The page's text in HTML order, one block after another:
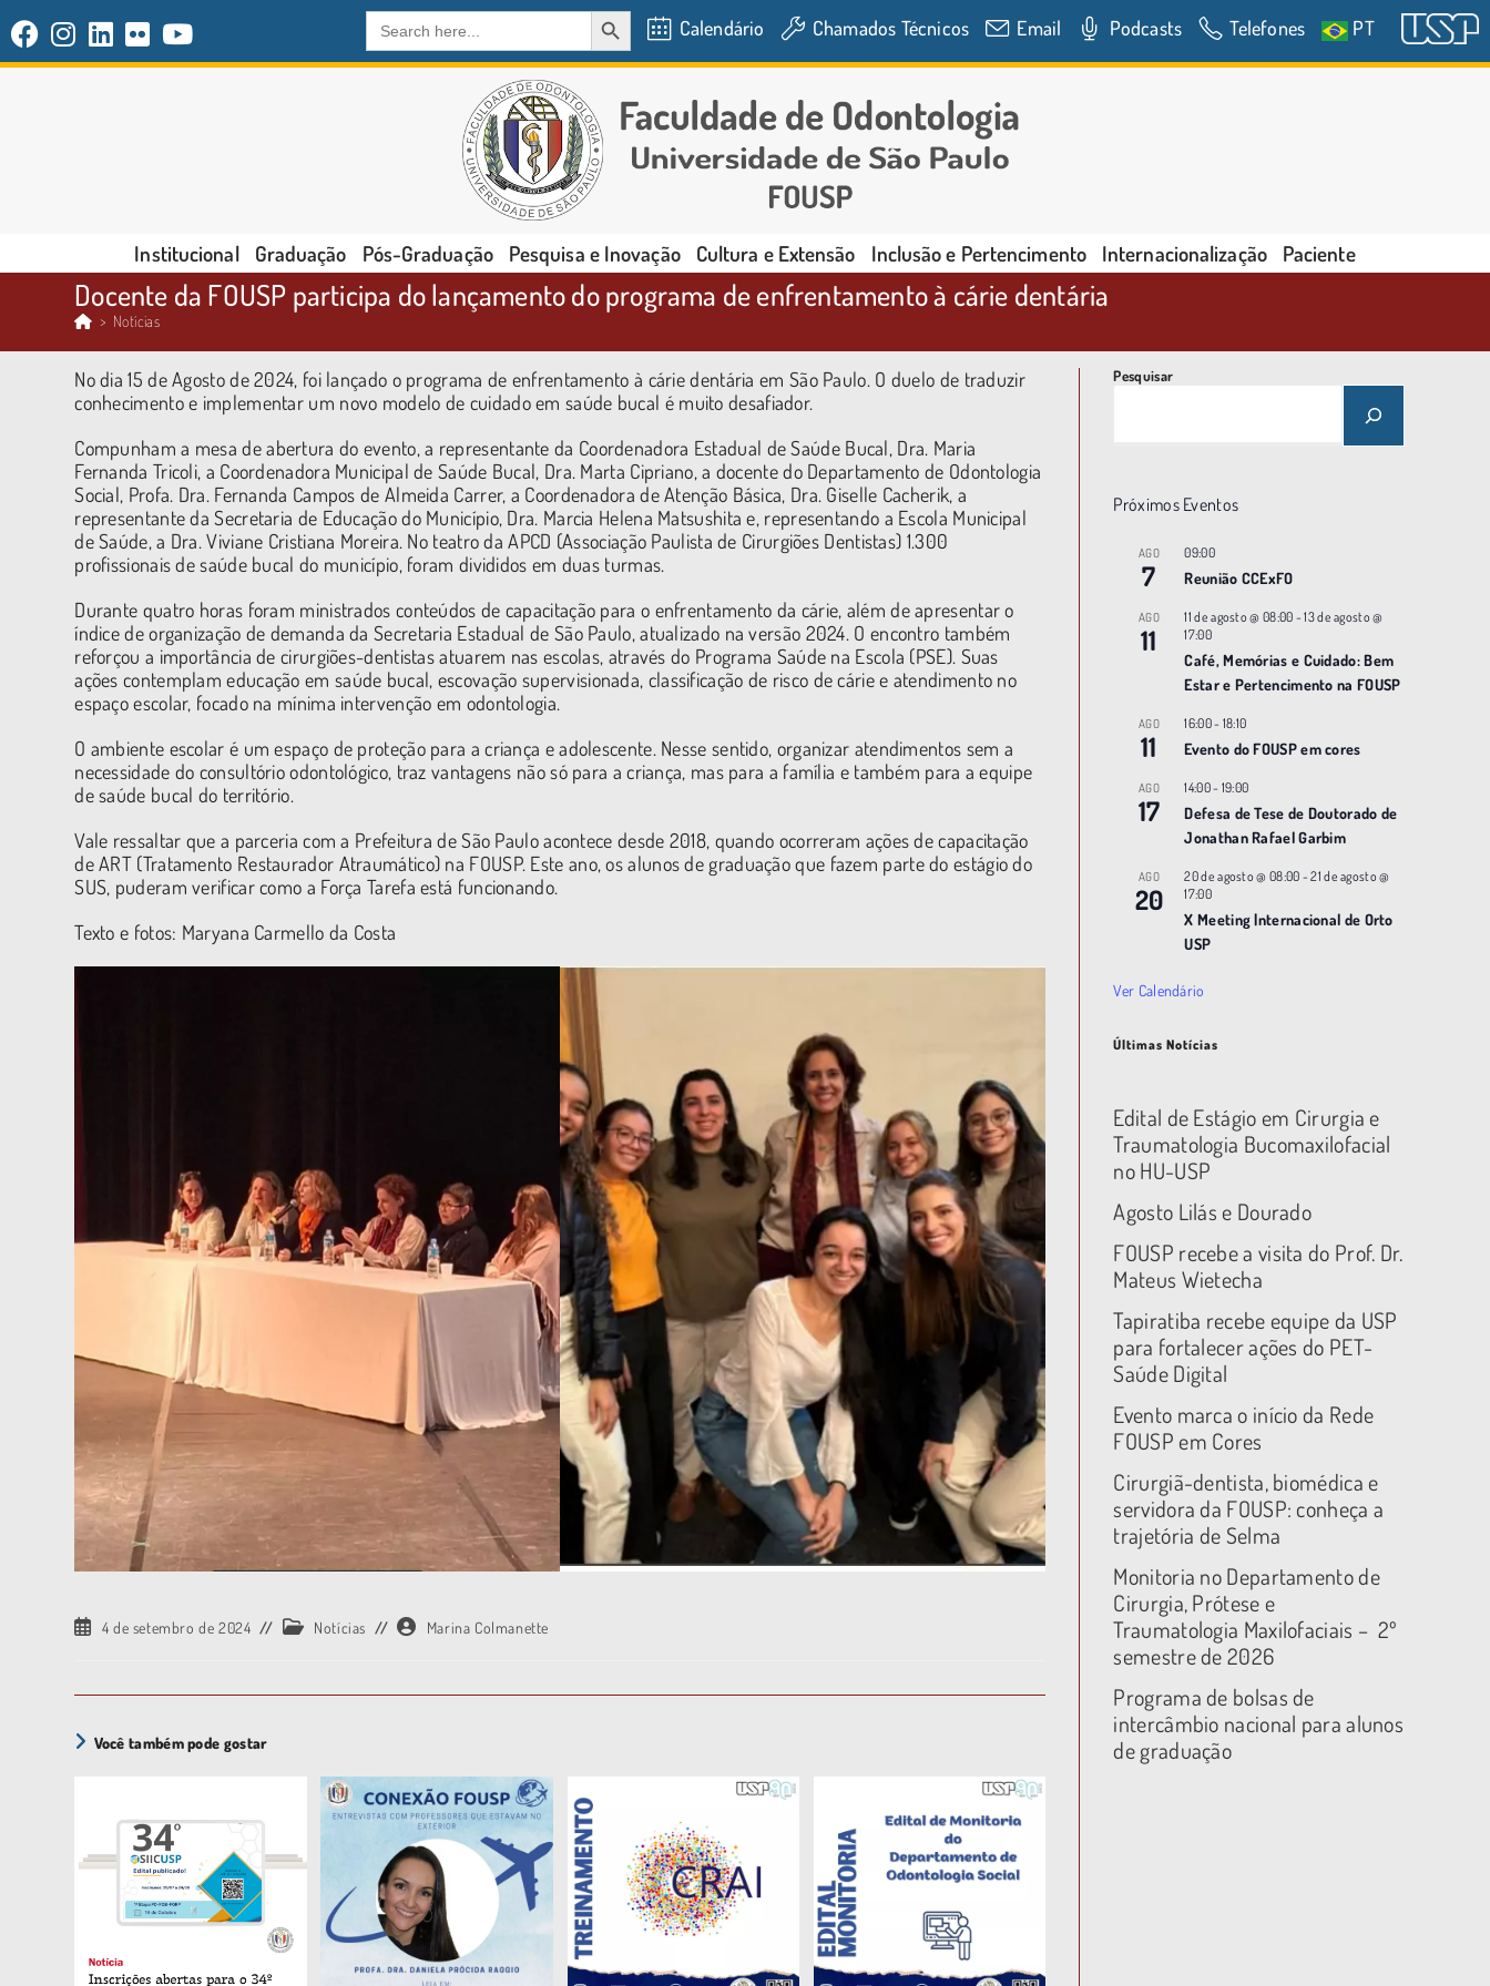
Search
for:
SEARCH BUTTON
Calendário Chamados Técnicos Email Podcasts Telefones PT
Institucional Graduação Pós-Graduação Pesquisa e Inovação Cultura e Extensão Inclusão e Pertencimento Internacionalização Paciente
Docente da FOUSP participa do lançamento do programa de enfrentamento à cárie dentária
> Notícias
No dia 15 de Agosto de 2024, foi lançado o programa de enfrentamento à cárie dentária em São Paulo. O duelo de traduzir
conhecimento e implementar um novo modelo de cuidado em saúde bucal é muito desafiador.
Compunham a mesa de abertura do evento, a representante da Coordenadora Estadual de Saúde Bucal, Dra. Maria
Fernanda Tricoli, a Coordenadora Municipal de Saúde Bucal, Dra. Marta Cipriano, a docente do Departamento de Odontologia
Social, Profa. Dra. Fernanda Campos de Almeida Carrer, a Coordenadora de Atenção Básica, Dra. Giselle Cacherik, a
representante da Secretaria de Educação do Município, Dra. Marcia Helena Matsushita e, representando a Escola Municipal
de Saúde, a Dra. Viviane Cristiana Moreira. No teatro da APCD (Associação Paulista de Cirurgiões Dentistas) 1.300
profissionais de saúde bucal do município, foram divididos em duas turmas.
Durante quatro horas foram ministrados conteúdos de capacitação para o enfrentamento da cárie, além de apresentar o
índice de organização de demanda da Secretaria Estadual de São Paulo, atualizado na versão 2024. O encontro também
reforçou a importância de cirurgiões-dentistas atuarem nas escolas, através do Programa Saúde na Escola (PSE). Suas
ações contemplam educação em saúde bucal, escovação supervisionada, classificação de risco de cárie e atendimento no
espaço escolar, focado na mínima intervenção em odontologia.
O ambiente escolar é um espaço de proteção para a criança e adolescente. Nesse sentido, organizar atendimentos sem a
necessidade do consultório odontológico, traz vantagens não só para a criança, mas para a família e também para a equipe
de saúde bucal do território.
Vale ressaltar que a parceria com a Prefeitura de São Paulo acontece desde 2018, quando ocorreram ações de capacitação
de ART (Tratamento Restaurador Atraumático) na FOUSP. Este ano, os alunos de graduação que fazem parte do estágio do
SUS, puderam verificar como a Força Tarefa está funcionando.
Texto e fotos: Maryana Carmello da Costa
4 de setembro de 2024 Notícias Marina Colmanette
Você também pode gostar
Pesquisar
Próximos Eventos
AGO
7
09:00
Reunião CCExFO
AGO
11
11 de agosto @ 08:00 -13 de agosto @
17:00
Café, Memórias e Cuidado: Bem
Estar e Pertencimento na FOUSP
AGO
11
16:00- 18:10
Evento do FOUSP em cores
AGO
17
14:00- 19:00
Defesa de Tese de Doutorado de
Jonathan Rafael Garbim
AGO
20
20 de agosto @ 08:00 -21 de agosto @
17:00
X Meeting |nternacional de Orto
USP
Ver Calendário
Últimas Notícias
Edital de Estágio em Cirurgia e
Traumatologia Bucomaxilofacial
no HU-USP
Agosto Lilás e Dourado
FOUSP recebe a visita do Prof. Dr.
Mateus Wietecha
Tapiratiba recebe equipe da USP
para fortalecer ações do PET-
Saúde Digital
Evento marca o início da Rede
FOUSP em Cores
Cirurgiã-dentista, biomédica e
servidora da FOUSP: conheça a
trajetória de Selma
Monitoria no Departamento de
Cirurgia, Prótese e
Traumatologia Maxilofaciais – 2º
semestre de 2026
Programa de bolsas de
intercâmbio nacional para alunos
de graduação